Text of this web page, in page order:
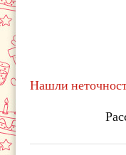
Нашли